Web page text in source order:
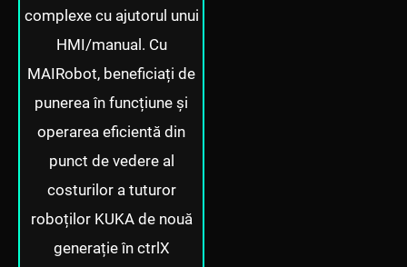
complexe cu ajutorul unui
HMI/manual. Cu
MAIRobot, beneficiați de
punerea în funcțiune și
operarea eficientă din
punct de vedere al
costurilor a tuturor
roboților KUKA de nouă
generație în ctrlX